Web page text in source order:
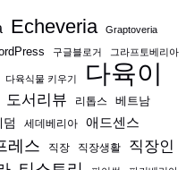
Echeveria Graptoveria
구글블로거 그라프토베리아
다육식물 키우기 다육이
도서리뷰 리톱스
베트남
덤 세데베리아 애드센스
레스 직장 직장생활 직장인